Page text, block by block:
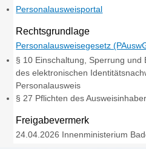
Personalausweisportal
Rechtsgrundlage
Personalausweisegesetz
§ 10 Einschaltung, Sperrung und
des elektronischen
Personalausweis
§ 27 Pflichten des
Freigabevermerk
24.04.2026 Innenministerium